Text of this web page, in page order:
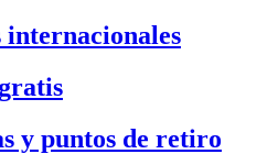
internacionales
y puntos de retiro